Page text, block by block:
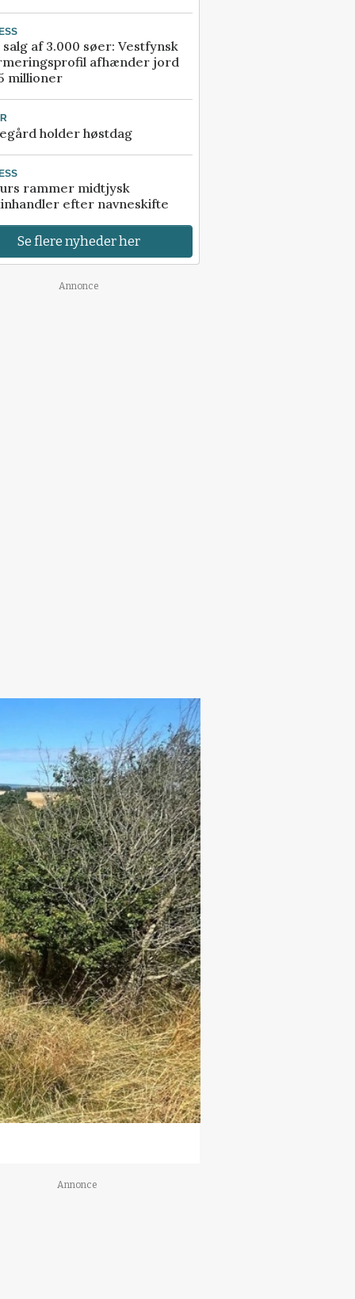
af 3.000 søer: Vestfynsk
afhænder jord
millioner
holder høstdag
rammer midtjysk
efter navneskifte
Se flere nyheder her
Annonce
Annonce